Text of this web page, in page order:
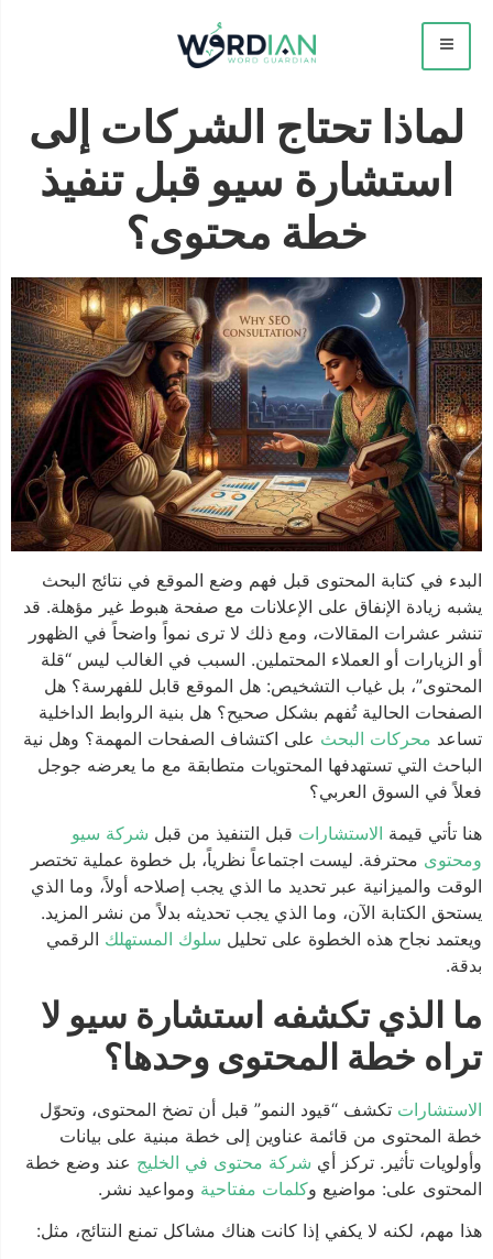
لماذا تحتاج الشركات إلى
استشارة سيو قبل تنفيذ
خطة محتوى؟
البدء في كتابة المحتوى قبل فهم وضع الموقع في نتائج البحث
يشبه زيادة الإنفاق على الإعلانات مع صفحة هبوط غير مؤهلة. قد
تنشر عشرات المقالات، ومع ذلك لا ترى نمواً واضحاً في الظهور
أو الزيارات أو العملاء المحتملين. السبب في الغالب ليس “قلة
المحتوى”، بل غياب التشخيص: هل الموقع قابل للفهرسة؟ هل
الصفحات الحالية تُفهم بشكل صحيح؟ هل بنية الروابط الداخلية
تساعدمحركات البحثعلى اكتشاف الصفحات المهمة؟ وهل نية
الباحث التي تستهدفها المحتويات متطابقة مع ما يعرضه جوجل
فعلاً في السوق العربي؟
هنا تأتي قيمة الاستشاراتقبل التنفيذ من قبل شركة سيو
ومحتوىمحترفة. ليست اجتماعاً نظرياً، بل خطوة عملية تختصر
الوقت والميزانية عبر تحديد ما الذي يجب إصلاحه أولاً، وما الذي
يستحق الكتابة الآن، وما الذي يجب تحديثه بدلاً من نشر المزيد.
ويعتمد نجاح هذه الخطوة على تحليل سلوك المستهلكالرقمي
بدقة.
ما الذي تكشفه استشارة سيو لا
تراه خطة المحتوى وحدها؟
الاستشاراتتكشف “قيود النمو” قبل أن تضخ المحتوى، وتحوّل
خطة المحتوى من قائمة عناوين إلى خطة مبنية على بيانات
وأولويات تأثير. تركز أي شركة محتوى في الخليجعند وضع خطة
المحتوى على: مواضيع وكلمات مفتاحيةومواعيد نشر.
هذا مهم، لكنه لا يكفي إذا كانت هناك مشاكل تمنع النتائج، مثل: